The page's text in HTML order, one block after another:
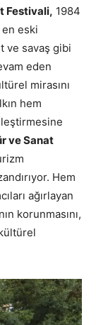
Festivali, 1984
en eski
ve savaş gibi
eden
mirasını
hem
ve Sanat
Hem
ağırlayan
korunmasını,